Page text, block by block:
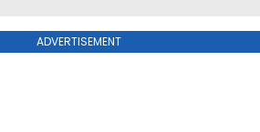
ADVERTISEMENT